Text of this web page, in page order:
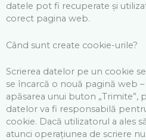
datele pot fi recuperate și
corect pagina web.
Când sunt create cookie-urile?
Scrierea datelor pe un cookie
se încarcă o nouă pagină web
apăsarea unui buton „Trimite”,
datelor va fi responsabilă
cookie. Dacă utilizatorul a ales
atunci operațiunea de scriere